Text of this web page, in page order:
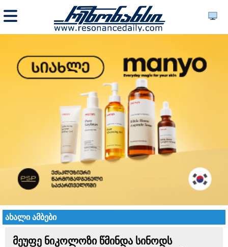
ახალი ამბები
მეუფე ნიკოლოზი წმინდა სინოდს